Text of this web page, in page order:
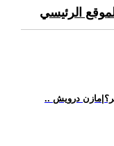
الرئيسي